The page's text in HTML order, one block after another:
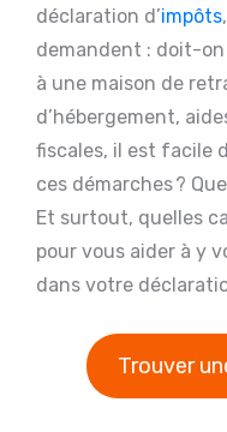
déclaration d’impôts
demandent : doit-on
à une maison de
d’hébergement,
fiscales, il est facile
ces démarches ?
Et surtout, quelles
pour vous aider à y
dans votre
Trouver